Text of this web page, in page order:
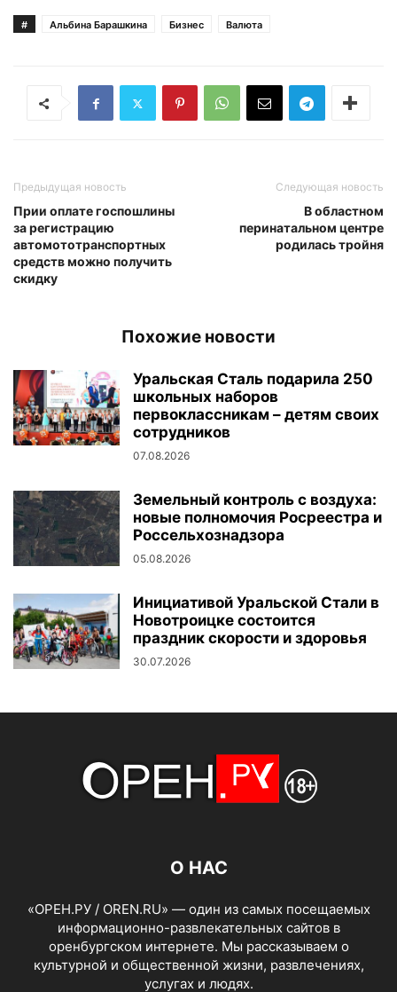
# Альбина Барашкина Бизнес Валюта
Предыдущая новость
Прии оплате госпошлины
за регистрацию
автомототранспортных
средств можно получить
скидку
Следующая новость
В областном
перинатальном центре
родилась тройня
Похожие новости
Уральская Сталь подарила 250
школьных наборов
первоклассникам – детям своих
сотрудников
07.08.2026
Земельный контроль с воздуха:
новые полномочия Росреестра и
Россельхознадзора
05.08.2026
Инициативой Уральской Стали в
Новотроицке состоится
праздник скорости и здоровья
30.07.2026
О НАС
«ОРЕН.РУ / OREN.RU» — один из самых посещаемых
информационно-развлекательных сайтов в
оренбургском интернете. Мы рассказываем о
культурной и общественной жизни, развлечениях,
услугах и людях.